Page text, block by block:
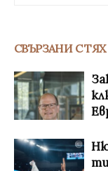
СВЪРЗАНИ С